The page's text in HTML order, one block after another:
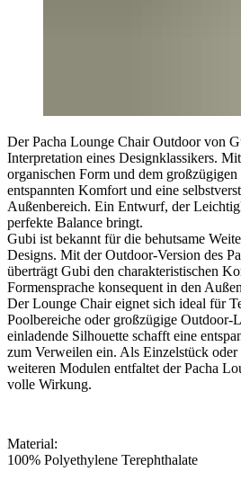
Der Pacha Lounge Chair Outdoor von
Interpretation eines Designklassikers.
organischen Form und dem
entspannten Komfort und eine
Außenbereich. Ein Entwurf, der
perfekte Balance bringt.
Gubi ist bekannt für die behutsame
Designs. Mit der Outdoor-Version des
überträgt Gubi den charakteristischen
Formensprache konsequent in den
Der Lounge Chair eignet sich ideal für
Poolbereiche oder großzügige Outdoor-
einladende Silhouette schafft eine
zum Verweilen ein. Als Einzelstück
weiteren Modulen entfaltet der Pacha
volle Wirkung.
Material:
100% Polyethylene Terephthalate